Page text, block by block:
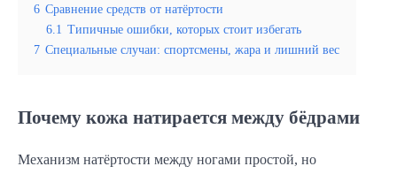
6 Сравнение средств от натёртости
6.1 Типичные ошибки, которых стоит избегать
7 Специальные случаи: спортсмены, жара и лишний вес
Почему кожа натирается между бёдрами
Механизм натёртости между ногами простой, но